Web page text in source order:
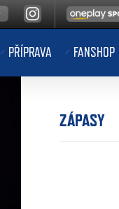
PŘÍPRAVA FANSHOP
ZÁPASY